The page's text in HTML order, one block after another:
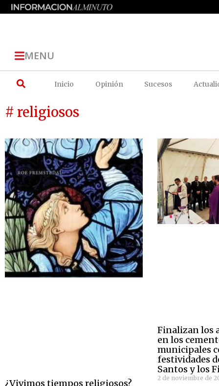
MENU
Inicio Opinión Sucesos
# religiosos
¿Vivimos tiempos religiosos?
Finalizan los
en los
municipales
festividades
Santos y los
2 de noviembre de